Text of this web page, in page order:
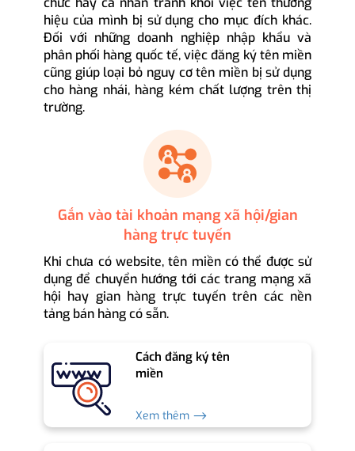
hiệu của mình bị sử dụng cho mục đích khác.
Đối với những doanh nghiệp nhập khẩu và
phân phối hàng quốc tế, việc đăng ký tên miền
cũng giúp loại bỏ nguy cơ tên miền bị sử dụng
cho hàng nhái, hàng kém chất lượng trên thị
trường.
Gắn vào tài khoản mạng xã hội/gian
hàng trực tuyến
Khi chưa có website, tên miền có thể được sử
dụng để chuyển hướng tới các trang mạng xã
hội hay gian hàng trực tuyến trên các nền
tảng bán hàng có sẵn.
Cách đăng ký tên
miền
Xem thêm ⟶